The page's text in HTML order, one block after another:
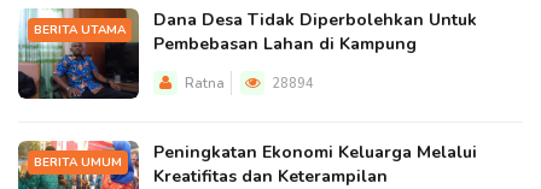
BERITA UTAMA
Dana Desa Tidak Diperbolehkan Untuk
Pembebasan Lahan di Kampung
Ratna 28894
BERITA UMUM
Peningkatan Ekonomi Keluarga Melalui
Kreatifitas dan Keterampilan